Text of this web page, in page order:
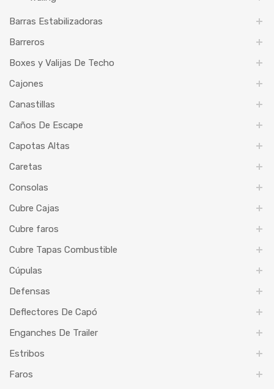
Barras Estabilizadoras
Barreros
Boxes y Valijas De Techo
Cajones
Canastillas
Caños De Escape
Capotas Altas
Caretas
Consolas
Cubre Cajas
Cubre faros
Cubre Tapas Combustible
Cúpulas
Defensas
Deflectores De Capó
Enganches De Trailer
Estribos
Faros